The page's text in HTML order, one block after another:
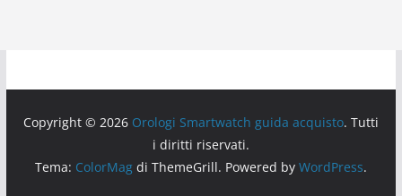
Copyright © 2026 Orologi Smartwatch guida acquisto. Tutti
i diritti riservati.
Tema: ColorMagdi ThemeGrill. Powered by WordPress.